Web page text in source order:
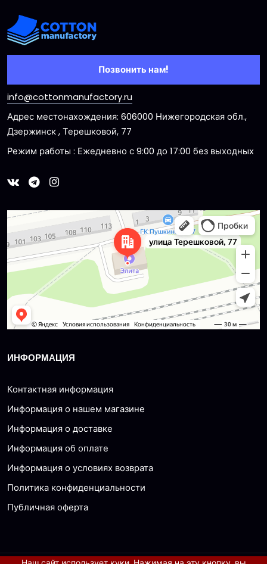
Позвонить нам!
info@cottonmanufactory.ru
Адрес местонахождения: 606000 Нижегородская обл.,
Дзержинск , Терешковой, 77
Режим работы : Ежедневно с 9:00 до 17:00 без выходных
Dzerzhinsk
Ulitsa Tereshkovoy, 77 — Yandex Maps
ИНФОРМАЦИЯ
Контактная информация
Информация о нашем магазине
Информация о доставке
Информация об оплате
Информация о условиях возврата
Политика конфиденциальности
Публичная оферта